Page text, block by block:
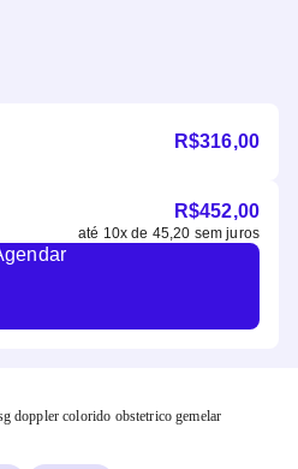
R$316,00
R$452,00
até 10x de 45,20 sem juros
doppler colorido obstetrico gemelar